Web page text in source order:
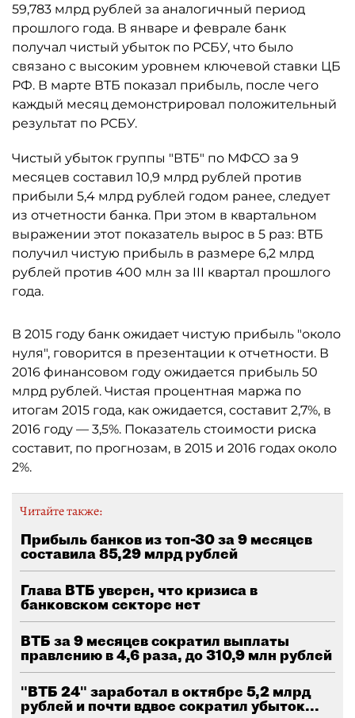
59,783 млрд рублей за аналогичный период
прошлого года. В январе и феврале банк
получал чистый убыток по РСБУ, что было
связано с высоким уровнем ключевой ставки ЦБ
РФ. В марте ВТБ показал прибыль, после чего
каждый месяц демонстрировал положительный
результат по РСБУ.
Чистый убыток группы "ВТБ" по МФСО за 9
месяцев составил 10,9 млрд рублей против
прибыли 5,4 млрд рублей годом ранее, следует
из отчетности банка. При этом в квартальном
выражении этот показатель вырос в 5 раз: ВТБ
получил чистую прибыль в размере 6,2 млрд
рублей против 400 млн за III квартал прошлого
года.
В 2015 году банк ожидает чистую прибыль "около
нуля", говорится в презентации к отчетности. В
2016 финансовом году ожидается прибыль 50
млрд рублей. Чистая процентная маржа по
итогам 2015 года, как ожидается, составит 2,7%, в
2016 году — 3,5%. Показатель стоимости риска
составит, по прогнозам, в 2015 и 2016 годах около
2%.
Читайте также:
Прибыль банков из топ-30 за 9 месяцев
составила 85,29 млрд рублей
Глава ВТБ уверен, что кризиса в
банковском секторе нет
ВТБ за 9 месяцев сократил выплаты
правлению в 4,6 раза, до 310,9 млн рублей
"ВТБ 24" заработал в октябре 5,2 млрд
рублей и почти вдвое сократил убыток...